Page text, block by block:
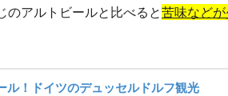
のアルトビールと比べると苦味などが
ル！ドイツのデュッセルドルフ観光